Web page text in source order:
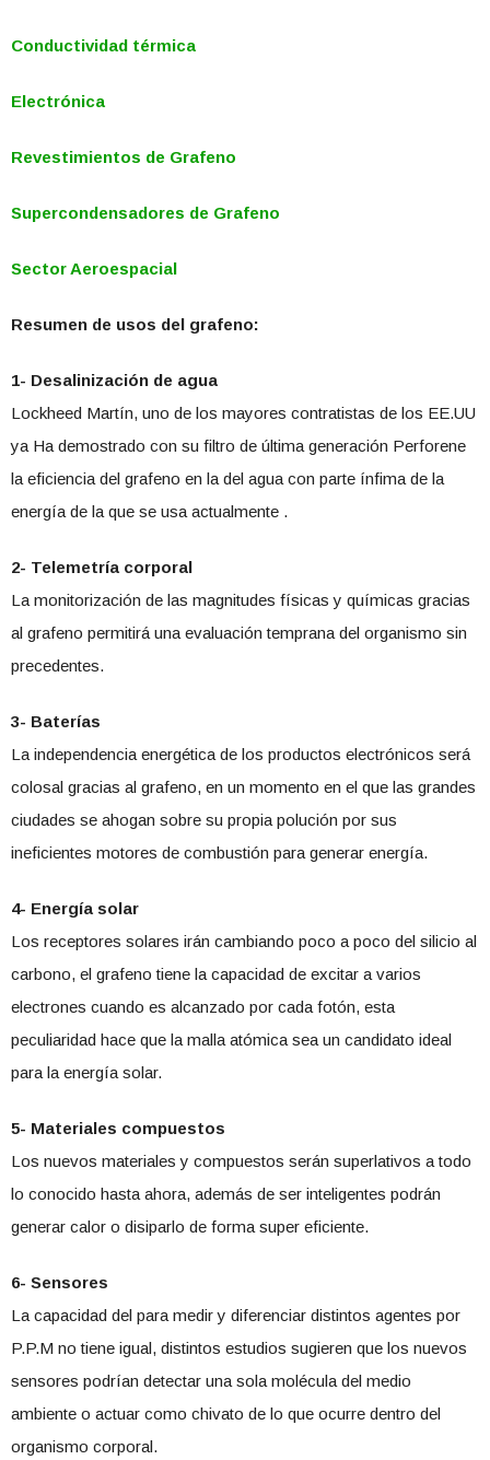
Conductividad térmica
Electrónica
Revestimientos de Grafeno
Supercondensadores de Grafeno
Sector Aeroespacial
Resumen de usos del grafeno:
1- Desalinización de agua
Lockheed Martín, uno de los mayores contratistas de los EE.UU
ya Ha demostrado con su filtro de última generación Perforene
la eficiencia del grafeno en la del agua con parte ínfima de la
energía de la que se usa actualmente .
2- Telemetría corporal
La monitorización de las magnitudes físicas y químicas gracias
al grafeno permitirá una evaluación temprana del organismo sin
precedentes.
3- Baterías
La independencia energética de los productos electrónicos será
colosal gracias al grafeno, en un momento en el que las grandes
ciudades se ahogan sobre su propia polución por sus
ineficientes motores de combustión para generar energía.
4- Energía solar
Los receptores solares irán cambiando poco a poco del silicio al
carbono, el grafeno tiene la capacidad de excitar a varios
electrones cuando es alcanzado por cada fotón, esta
peculiaridad hace que la malla atómica sea un candidato ideal
para la energía solar.
5- Materiales compuestos
Los nuevos materiales y compuestos serán superlativos a todo
lo conocido hasta ahora, además de ser inteligentes podrán
generar calor o disiparlo de forma super eficiente.
6- Sensores
La capacidad del para medir y diferenciar distintos agentes por
P.P.M no tiene igual, distintos estudios sugieren que los nuevos
sensores podrían detectar una sola molécula del medio
ambiente o actuar como chivato de lo que ocurre dentro del
organismo corporal.